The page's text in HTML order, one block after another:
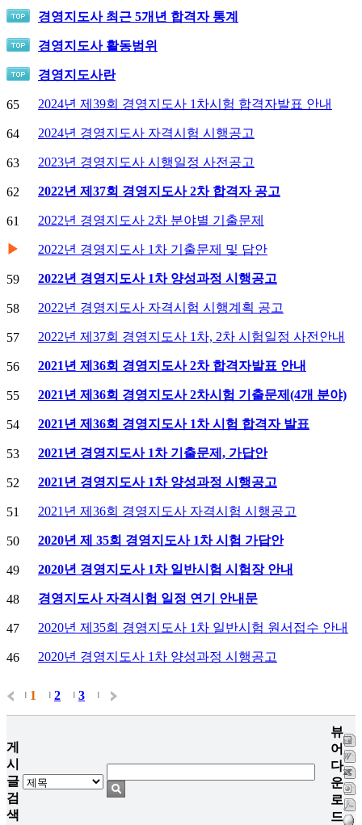
경영지도사 최근 5개년 합격자 통계
경영지도사 활동범위
경영지도사란
65 2024년 제39회 경영지도사 1차시험 합격자발표 안내
64 2024년 경영지도사 자격시험 시행공고
63 2023년 경영지도사 시행일정 사전공고
62 2022년 제37회 경영지도사 2차 합격자 공고
61 2022년 경영지도사 2차 분야별 기출문제
▶ 2022년 경영지도사 1차 기출문제 및 답안
59 2022년 경영지도사 1차 양성과정 시행공고
58 2022년 경영지도사 자격시험 시행계획 공고
57 2022년 제37회 경영지도사 1차, 2차 시험일정 사전안내
56 2021년 제36회 경영지도사 2차 합격자발표 안내
55 2021년 제36회 경영지도사 2차시험 기출문제(4개 분야)
54 2021년 제36회 경영지도사 1차 시험 합격자 발표
53 2021년 경영지도사 1차 기출문제, 가답안
52 2021년 경영지도사 1차 양성과정 시행공고
51 2021년 제36회 경영지도사 자격시험 시행공고
50 2020년 제 35회 경영지도사 1차 시험 가답안
49 2020년 경영지도사 1차 일반시험 시험장 안내
48 경영지도사 자격시험 일정 연기 안내문
47 2020년 제35회 경영지도사 1차 일반시험 원서접수 안내
46 2020년 경영지도사 1차 양성과정 시행공고
1 2 3
게
시
글
검
색
뷰
어
다
운
로
드